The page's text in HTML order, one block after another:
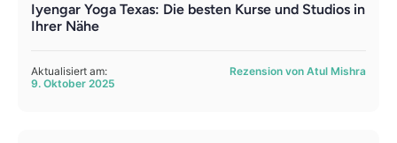
Iyengar Yoga Texas: Die besten Kurse und Studios in
Ihrer Nähe
Aktualisiert am:
9. Oktober 2025
Rezension von Atul Mishra